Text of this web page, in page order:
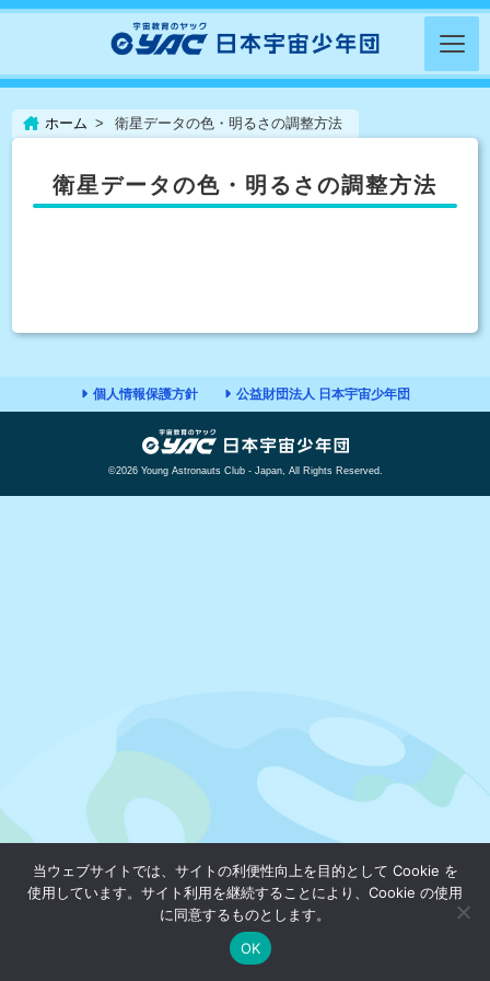
ホーム 衛星データの色・明るさの調整方法
衛星データの色・明るさの調整方法
個人情報保護方針 公益財団法人 日本宇宙少年団
©2026 Young Astronauts Club - Japan, All Rights Reserved.
当ウェブサイトでは、サイトの利便性向上を目的として Cookie を
使用しています。サイト利用を継続することにより、Cookie の使用
に同意するものとします。
OK